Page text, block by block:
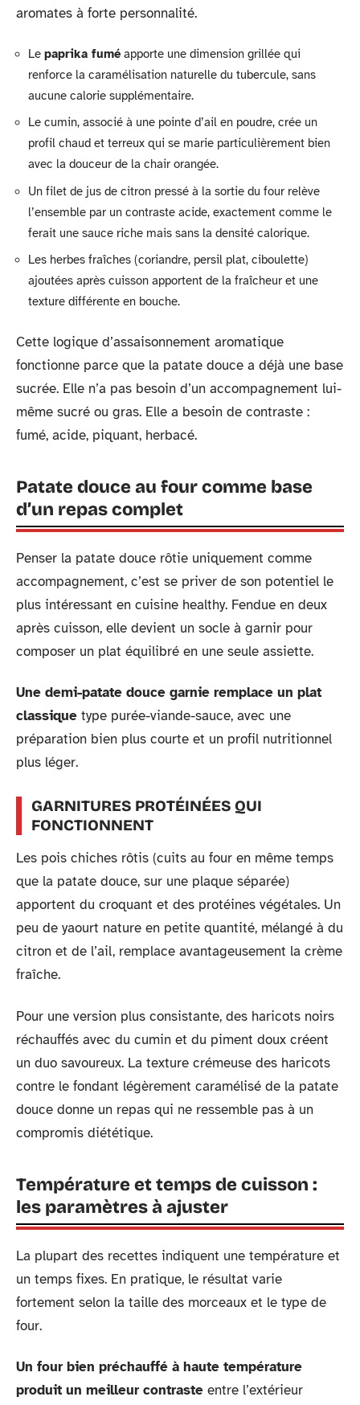
aromates à forte personnalité.
Le paprika fuméapporte une dimension grillée qui
renforce la caramélisation naturelle du tubercule, sans
aucune calorie supplémentaire.
Le cumin, associé à une pointe d’ail en poudre, crée un
profil chaud et terreux qui se marie particulièrement bien
avec la douceur de la chair orangée.
Un filet de jus de citron pressé à la sortie du four relève
l’ensemble par un contraste acide, exactement comme le
ferait une sauce riche mais sans la densité calorique.
Les herbes fraîches (coriandre, persil plat, ciboulette)
ajoutées après cuisson apportent de la fraîcheur et une
texture différente en bouche.
Cette logique d’assaisonnement aromatique
fonctionne parce que la patate douce a déjà une base
sucrée. Elle n’a pas besoin d’un accompagnement lui-
même sucré ou gras. Elle a besoin de contraste :
fumé, acide, piquant, herbacé.
Patate douce au four comme base
d’un repas complet
Penser la patate douce rôtie uniquement comme
accompagnement, c’est se priver de son potentiel le
plus intéressant en cuisine healthy. Fendue en deux
après cuisson, elle devient un socle à garnir pour
composer un plat équilibré en une seule assiette.
Une demi-patate douce garnie remplace un plat
classique type purée-viande-sauce, avec une
préparation bien plus courte et un profil nutritionnel
plus léger.
GARNITURES PROTÉINÉES QUI
FONCTIONNENT
Les pois chiches rôtis (cuits au four en même temps
que la patate douce, sur une plaque séparée)
apportent du croquant et des protéines végétales. Un
peu de yaourt nature en petite quantité, mélangé à du
citron et de l’ail, remplace avantageusement la crème
fraîche.
Pour une version plus consistante, des haricots noirs
réchauffés avec du cumin et du piment doux créent
un duo savoureux. La texture crémeuse des haricots
contre le fondant légèrement caramélisé de la patate
douce donne un repas qui ne ressemble pas à un
compromis diététique.
Température et temps de cuisson :
les paramètres à ajuster
La plupart des recettes indiquent une température et
un temps fixes. En pratique, le résultat varie
fortement selon la taille des morceaux et le type de
four.
Un four bien préchauffé à haute température
produit un meilleur contraste entre l’extérieur